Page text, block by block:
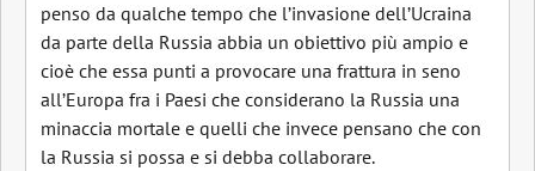
penso da qualche tempo che l’invasione dell’Ucraina
da parte della Russia abbia un obiettivo più ampio e
cioè che essa punti a provocare una frattura in seno
all’Europa fra i Paesi che considerano la Russia una
minaccia mortale e quelli che invece pensano che con
la Russia si possa e si debba collaborare.